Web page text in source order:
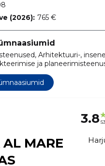
(2026): 765 €
Arhitektuuri-,
ja
3.8
AL MARE